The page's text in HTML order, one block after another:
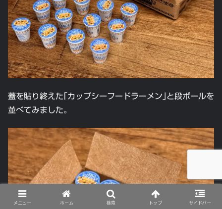
蓋を貼り終えた｢カップシーフードラーメン｣と段ボールを
並べてみました。
メニュー ホーム 検索 トップ サイドバー